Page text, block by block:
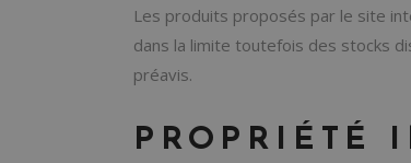
Les produits proposés par le site
dans la limite toutefois des stocks
préavis.
PROPRIÉTÉ